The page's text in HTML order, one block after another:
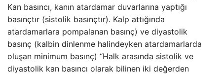
Kan basıncı, kanın atardamar duvarlarına yaptığı
basınçtır (sistolik basınçtır). Kalp attığında
atardamarlara pompalanan basınç) ve diyastolik
basınç (kalbin dinlenme halindeyken atardamarlarda
oluşan minimum basınç) “Halk arasında sistolik ve
diyastolik kan basıncı olarak bilinen iki değerden